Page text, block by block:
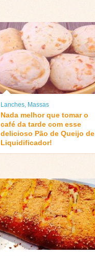
Lanches, Massas
Nada melhor que tomar o
café da tarde com esse
delicioso Pão de Queijo de
Liquidificador!